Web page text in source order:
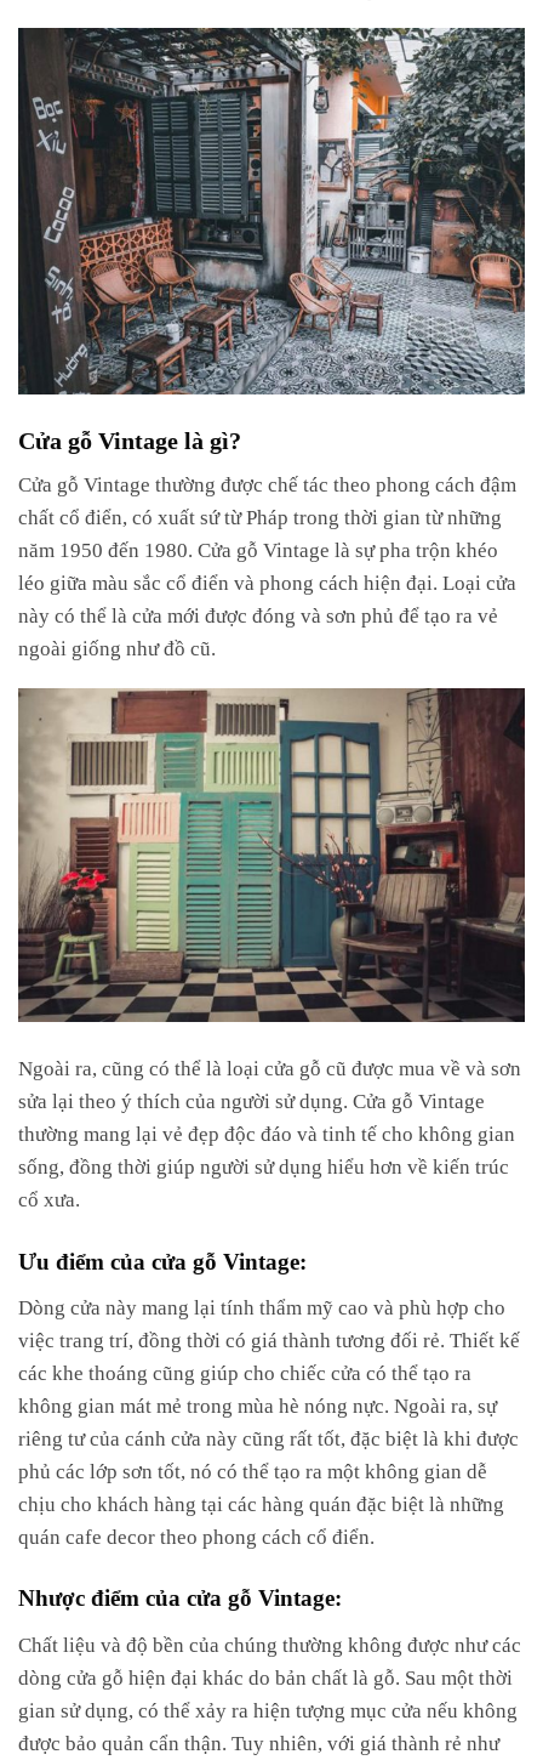
Cửa gỗ Vintage là gì?
Cửa gỗ Vintage thường được chế tác theo phong cách đậm
chất cổ điển, có xuất sứ từ Pháp trong thời gian từ những
năm 1950 đến 1980. Cửa gỗ Vintage là sự pha trộn khéo
léo giữa màu sắc cổ điển và phong cách hiện đại. Loại cửa
này có thể là cửa mới được đóng và sơn phủ để tạo ra vẻ
ngoài giống như đồ cũ.
Ngoài ra, cũng có thể là loại cửa gỗ cũ được mua về và sơn
sửa lại theo ý thích của người sử dụng. Cửa gỗ Vintage
thường mang lại vẻ đẹp độc đáo và tinh tế cho không gian
sống, đồng thời giúp người sử dụng hiểu hơn về kiến trúc
cổ xưa.
Ưu điểm của cửa gỗ Vintage:
Dòng cửa này mang lại tính thẩm mỹ cao và phù hợp cho
việc trang trí, đồng thời có giá thành tương đối rẻ. Thiết kế
các khe thoáng cũng giúp cho chiếc cửa có thể tạo ra
không gian mát mẻ trong mùa hè nóng nực. Ngoài ra, sự
riêng tư của cánh cửa này cũng rất tốt, đặc biệt là khi được
phủ các lớp sơn tốt, nó có thể tạo ra một không gian dễ
chịu cho khách hàng tại các hàng quán đặc biệt là những
quán cafe decor theo phong cách cổ điển.
Nhược điểm của cửa gỗ Vintage:
Chất liệu và độ bền của chúng thường không được như các
dòng cửa gỗ hiện đại khác do bản chất là gỗ. Sau một thời
gian sử dụng, có thể xảy ra hiện tượng mục cửa nếu không
được bảo quản cẩn thận. Tuy nhiên, với giá thành rẻ như